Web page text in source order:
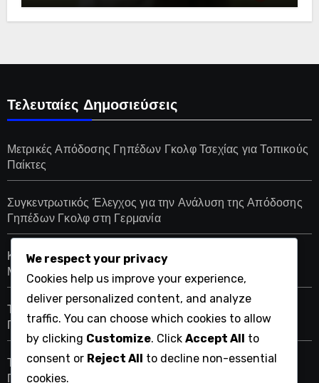
Τελευταίες Δημοσιεύσεις
Μετρικές Απόδοσης Γηπέδων Γκολφ Τσεχίας για Τοπικούς
Παίκτες
Συγκεντρωτικός Έλεγχος για την Ανάλυση της Απόδοσης
Γηπέδων Γκολφ στη Γερμανία
Κατατάξεις Ισραηλινών Παίκτων Γκολφ Βασισμένες σε
Μετρικές Απόδοσης Γηπέδου
Τρέχουσες Κατατάξεις Παικτών σε Πολωνικά Τουρνουά
Γκολφ
Τρέχουσες Κατατάξεις Παικτών σε Ρωσικά Τουρνουά
Γκολφ
We respect your privacy
Cookies help us improve your experience,
deliver personalized content, and analyze
traffic. You can choose which cookies to allow
by clicking Customize. Click Accept All to
consent or Reject All to decline non-essential
cookies.